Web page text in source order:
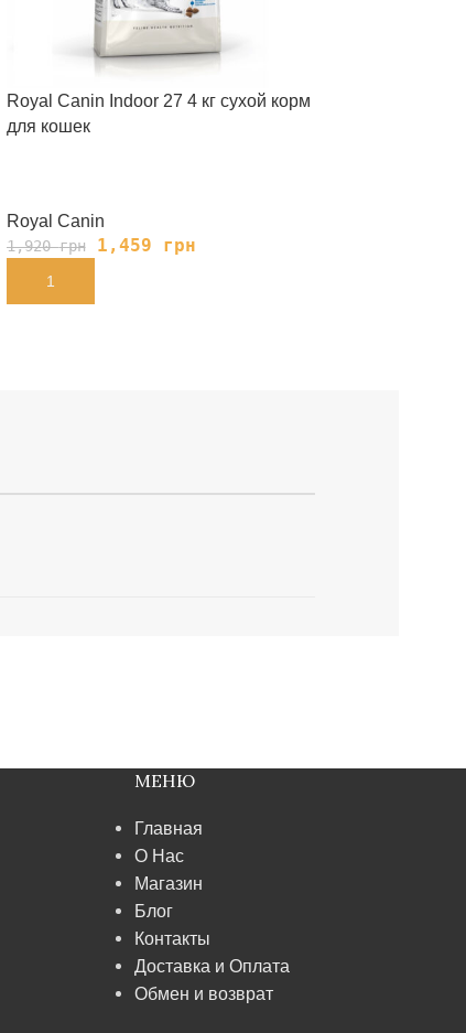
Royal Canin Indoor 27 4 кг сухой корм
для кошек
Royal Canin
1,920грн 1,459 грн
В КОРЗИНУ
МЕНЮ
Главная
О Нас
Магазин
Блог
Контакты
Доставка и Оплата
Обмен и возврат